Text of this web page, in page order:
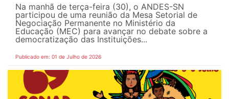
Na manhã de terça-feira (30), o ANDES-SN
participou de uma reunião da Mesa Setorial de
Negociação Permanente no Ministério da
Educação (MEC) para avançar no debate sobre a
democratização das Instituições...
Publicado em: 01 de Julho de 2026